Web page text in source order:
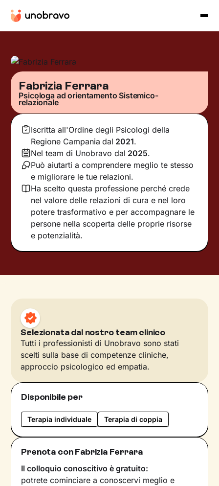
Fabrizia Ferrara
Psicologa ad orientamento Sistemico-
relazionale
Iscritta all'Ordine degli Psicologi della
Regione Campania dal 2021.
Nel team di Unobravo dal 2025.
Può aiutarti a comprendere meglio te stesso
e migliorare le tue relazioni.
Ha scelto questa professione perché crede
nel valore delle relazioni di cura e nel loro
potere trasformativo e per accompagnare le
persone nella scoperta delle proprie risorse
e potenzialità.
Selezionata dal nostro team clinico
Tutti i professionisti di Unobravo sono stati
scelti sulla base di competenze cliniche,
approccio psicologico ed empatia.
Disponibile per
Terapia individuale Terapia di coppia
Prenota con Fabrizia Ferrara
Il colloquio conoscitivo è gratuito:
potrete cominciare a conoscervi meglio e